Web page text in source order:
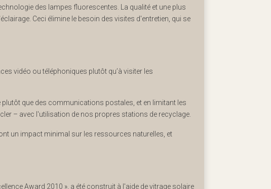
des lampes fluorescentes. La qualité et une plus
Ceci élimine le besoin des visites d'entretien, qui se
vidéo ou téléphoniques plutôt qu’à visiter les
que des communications postales, et en limitant les
– avec l'utilisation de nos propres stations de recyclage.
un impact minimal sur les ressources naturelles, et
Award 2010 », a été construit à l'aide de vitrage solaire